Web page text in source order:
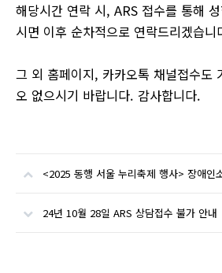
해당시간 연락 시, ARS 접수를 통해
시면 이후 순차적으로 연락드리겠습니
그 외 홈페이지, 카카오톡 채널접수도
오 없으시기 바랍니다. 감사합니다.
<2025 동행 서울 누리축제 행사> 장애인
24년 10월 28일 ARS 상담접수 불가 안내